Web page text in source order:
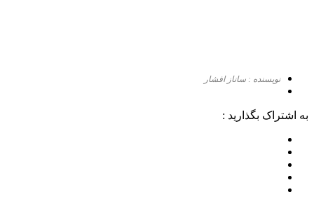
نویسنده : ساناز افشار
به اشتراک بگذارید :